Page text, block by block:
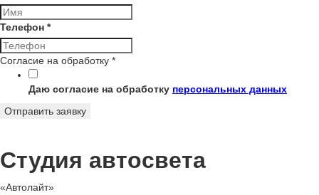
Телефон *
Согласие на обработку *
Даю согласие на обработку персональных данных
Отправить заявку
Студия автосвета
«Автолайт»